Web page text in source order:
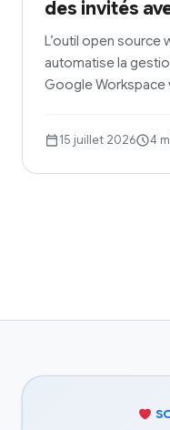
des invités
L’outil open
automatise la
Google Workspace
15 juillet 2026 4